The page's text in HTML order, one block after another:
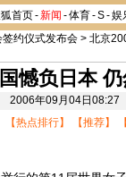
首页-新闻 -体育-S-娱
约仪式发布会 > 北京
憾负日本
年09月04日
【热点排行】 【推荐】